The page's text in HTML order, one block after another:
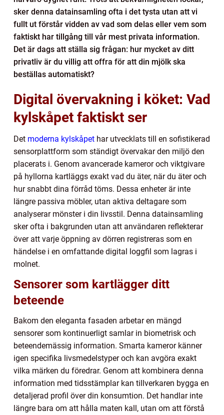
sker denna datainsamling ofta i det tysta utan att vi
fullt ut förstår vidden av vad som delas eller vem som
faktiskt har tillgång till vår mest privata information.
Det är dags att ställa sig frågan: hur mycket av ditt
privatliv är du villig att offra för att din mjölk ska
beställas automatiskt?
Digital övervakning i köket: Vad
kylskåpet faktiskt ser
Det moderna kylskåpet har utvecklats till en sofistikerad
sensorplattform som ständigt övervakar den miljö den
placerats i. Genom avancerade kameror och viktgivare
på hyllorna kartläggs exakt vad du äter, när du äter och
hur snabbt dina förråd töms. Dessa enheter är inte
längre passiva möbler, utan aktiva deltagare som
analyserar mönster i din livsstil. Denna datainsamling
sker ofta i bakgrunden utan att användaren reflekterar
över att varje öppning av dörren registreras som en
händelse i en omfattande digital loggfil som lagras i
molnet.
Sensorer som kartlägger ditt
beteende
Bakom den eleganta fasaden arbetar en mängd
sensorer som kontinuerligt samlar in biometrisk och
beteendemässig information. Smarta kameror känner
igen specifika livsmedelstyper och kan avgöra exakt
vilka märken du föredrar. Genom att kombinera denna
information med tidsstämplar kan tillverkaren bygga en
detaljerad profil över din konsumtion. Det handlar inte
längre bara om att hålla maten kall, utan om att förstå